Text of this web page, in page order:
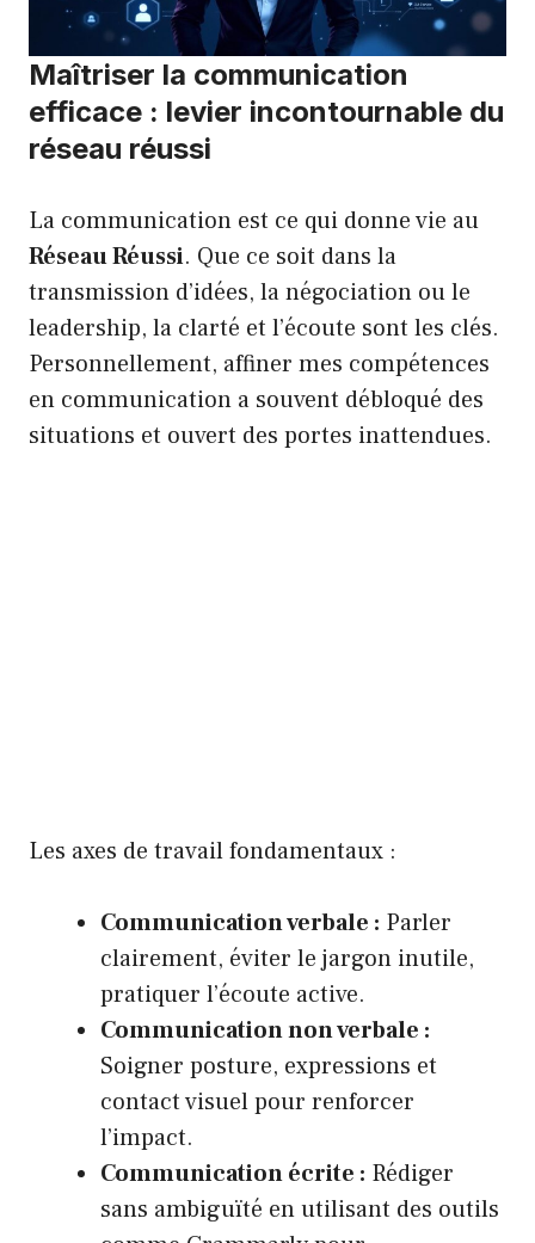
Maîtriser la communication
efficace : levier incontournable du
réseau réussi
La communication est ce qui donne vie au
Réseau Réussi. Que ce soit dans la
transmission d’idées, la négociation ou le
leadership, la clarté et l’écoute sont les clés.
Personnellement, affiner mes compétences
en communication a souvent débloqué des
situations et ouvert des portes inattendues.
Les axes de travail fondamentaux :
Communication verbale : Parler
clairement, éviter le jargon inutile,
pratiquer l’écoute active.
Communication non verbale :
Soigner posture, expressions et
contact visuel pour renforcer
l’impact.
Communication écrite : Rédiger
sans ambiguïté en utilisant des outils